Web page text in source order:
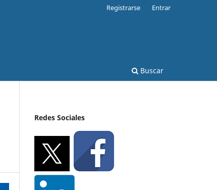
Buscar
Registrarse Entrar
Redes Sociales